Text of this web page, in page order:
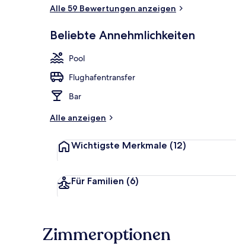
Alle 59 Bewertungen anzeigen
Beliebte Annehmlichkeiten
Pool
Flughafentransfer
Bar
Alle anzeigen
Wichtigste Merkmale (12)
Für Familien (6)
Zimmeroptionen